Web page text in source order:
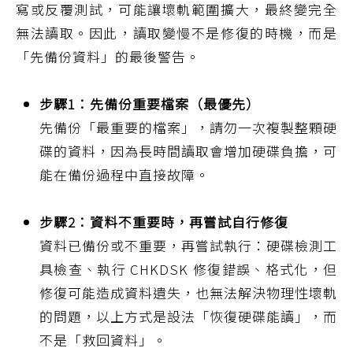
寫或反覆測試，可能讓壞軌範圍擴大，最終變完全
無法讀取。因此，讀取變慢不是修復的時機，而是
「先備份資料」的最後警告。
步驟1：先備份重要檔案（最優先）
先備份「最重要的檔案」，請勿一次複製整顆硬
碟的資料，因為長時間讀取會增加硬碟負擔，可
能在備份過程中直接故障。
步驟2：資料不重要時，再嘗試自行修復
資料已備份或不重要，再嘗試執行：硬碟檢測工
具檢查、執行 CHKDSK 修復錯誤、格式化，但
修復可能造成資料遺失，也無法解決物理性壞軌
的問題，以上方式是設法「恢復硬碟能讀」，而
不是「救回資料」。